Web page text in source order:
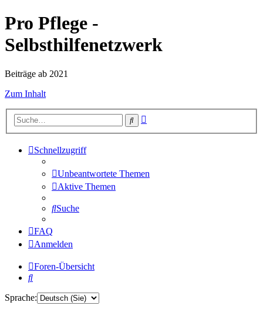
Pro Pflege -
Selbsthilfenetzwerk
Beiträge ab 2021
Zum Inhalt
Suche
Schnellzugriff
Unbeantwortete Themen
Aktive Themen
Suche
FAQ
Anmelden
Foren-Übersicht
Suche
Sprache: